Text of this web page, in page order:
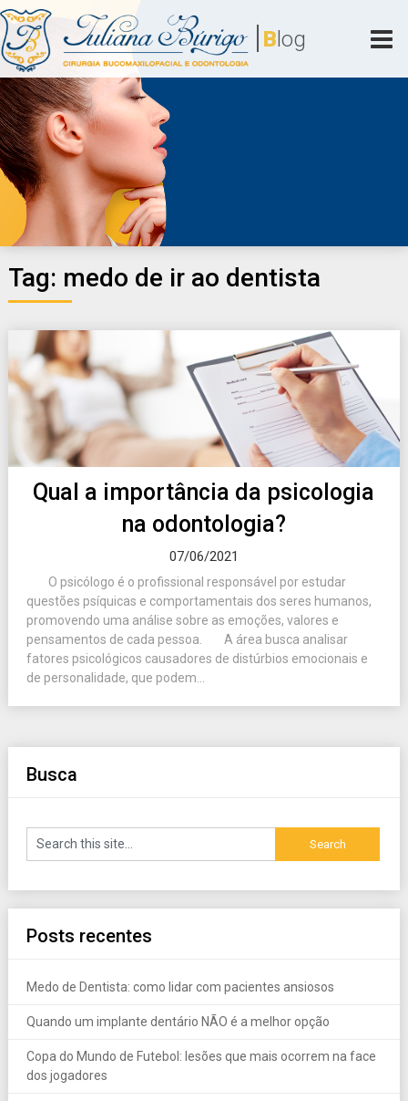
Skip
to
content
| Blog
Juliana Búrigo
Cirurgia Bucomaxilofacial e Odontologia
Tag: medo de ir ao dentista
Qual a importância da psicologia
na odontologia?
07/06/2021
O psicólogo é o profissional responsável por estudar
questões psíquicas e comportamentais dos seres humanos,
promovendo uma análise sobre as emoções, valores e
pensamentos de cada pessoa. A área busca analisar
fatores psicológicos causadores de distúrbios emocionais e
de personalidade, que podem...
Busca
Posts recentes
Medo de Dentista: como lidar com pacientes ansiosos
Quando um implante dentário NÃO é a melhor opção
Copa do Mundo de Futebol: lesões que mais ocorrem na face
dos jogadores